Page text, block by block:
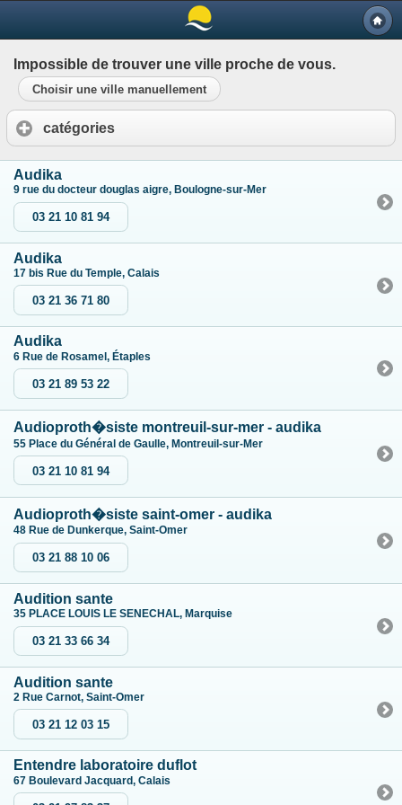
Impossible de trouver une ville proche de vous.
Choisir une ville manuellement
catégories
Audika
9 rue du docteur douglas aigre, Boulogne-sur-Mer
03 21 10 81 94
Audika
17 bis Rue du Temple, Calais
03 21 36 71 80
Audika
6 Rue de Rosamel, Étaples
03 21 89 53 22
Audioproth�siste montreuil-sur-mer - audika
55 Place du Général de Gaulle, Montreuil-sur-Mer
03 21 10 81 94
Audioproth�siste saint-omer - audika
48 Rue de Dunkerque, Saint-Omer
03 21 88 10 06
Audition sante
35 PLACE LOUIS LE SENECHAL, Marquise
03 21 33 66 34
Audition sante
2 Rue Carnot, Saint-Omer
03 21 12 03 15
Entendre laboratoire duflot
67 Boulevard Jacquard, Calais